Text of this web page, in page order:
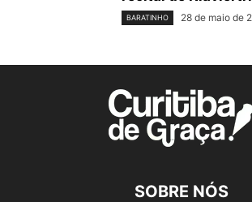
BARATINHO 28 de maio de
SOBRE NÓS